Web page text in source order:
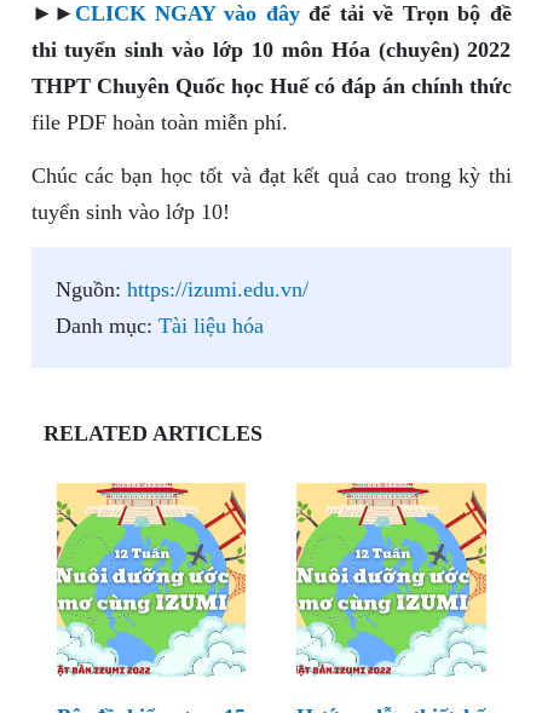
►► CLICK NGAY vào đâyđể tải về Trọn bộ đề
thi tuyển sinh vào lớp 10 môn Hóa (chuyên) 2022
THPT Chuyên Quốc học Huế có đáp án chính thức
file PDF hoàn toàn miễn phí.
Chúc các bạn học tốt và đạt kết quả cao trong kỳ thi
tuyển sinh vào lớp 10!
Nguồn: https://izumi.edu.vn/
Danh mục: Tài liệu hóa
RELATED ARTICLES